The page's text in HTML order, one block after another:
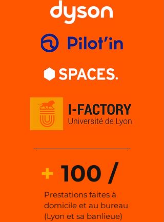
+ 100 /
Prestations faites à
domicile et au bureau
(Lyon et sa banlieue)